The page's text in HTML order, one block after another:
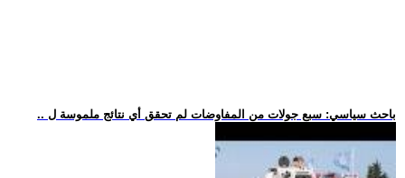
.. باحث سياسي: سبع جولات من المفاوضات لم تحقق أي نتائج ملموسة ل